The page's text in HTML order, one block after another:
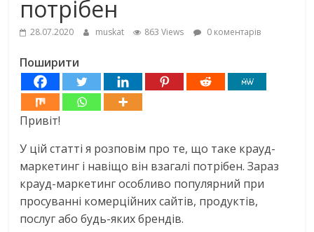
потрібен
28.07.2020 muskat 863 Views 0 коментарів
Поширити
Привіт!
У цій статті я розповім про те, що таке крауд-
маркетинг і навіщо він взагалі потрібен. Зараз
крауд-маркетинг особливо популярний при
просуванні комерційних сайтів, продуктів,
послуг або будь-яких брендів.